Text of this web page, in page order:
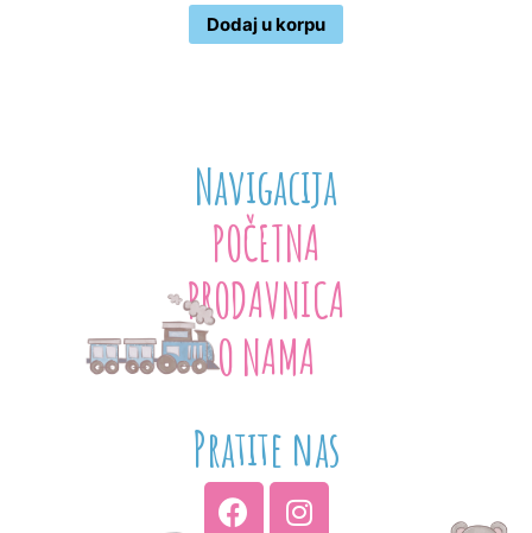
Dodaj u korpu
Navigacija
POČETNA
PRODAVNICA
O NAMA
Pratite nas